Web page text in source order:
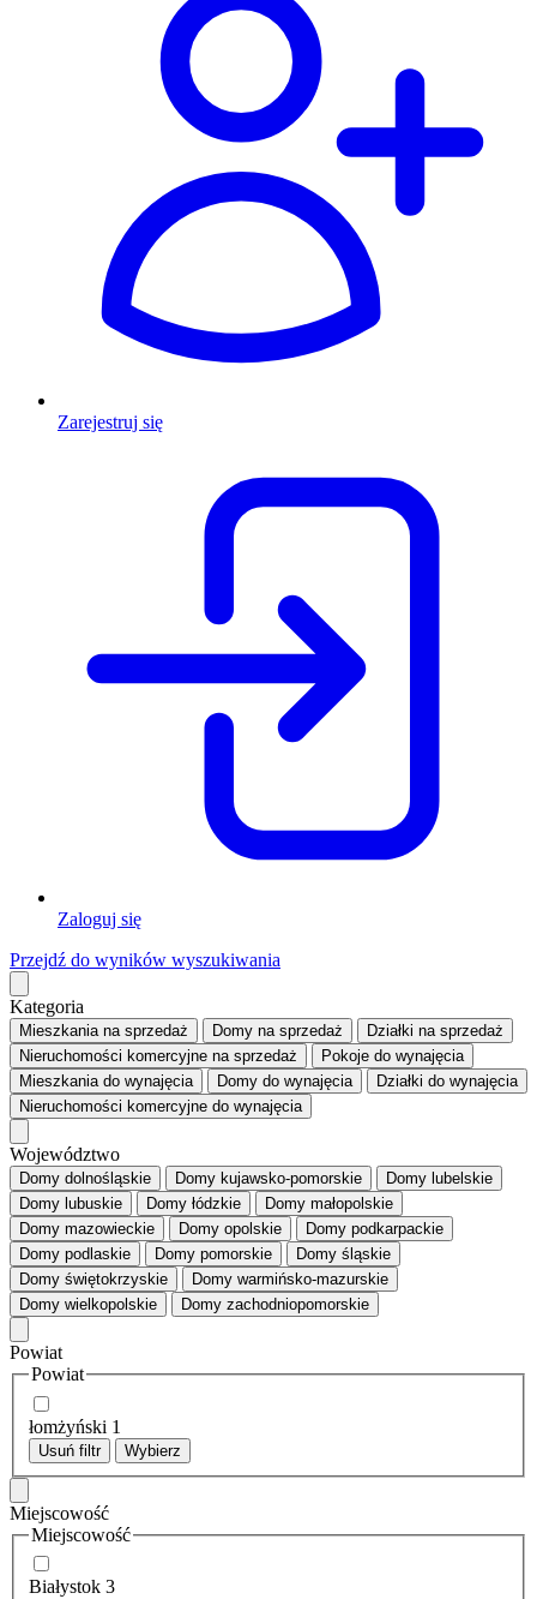
Zarejestruj się
Zaloguj się
Przejdź do wyników wyszukiwania
Kategoria
Mieszkaniana sprzedaż Domy na sprzedaż Działki na sprzedaż
Nieruchomości komercyjne na sprzedaż Pokoje do wynajęcia
Mieszkaniado wynajęcia Domy do wynajęcia Działki do wynajęcia
Nieruchomości komercyjne do wynajęcia
Województwo
Domy dolnośląskie Domy kujawsko-pomorskie
Domy lubelskie
Domy lubuskie
Domy łódzkie
Domy małopolskie
Domy mazowieckie
Domy opolskie
Domy podkarpackie
Domy podlaskie
Domy pomorskie
Domy śląskie
Domy świętokrzyskie
Domy warmińsko-mazurskie
Domy wielkopolskie
Domy zachodniopomorskie
Powiat
Powiat
łomżyński 1
Usuń filtr Wybierz
Miejscowość
Miejscowość
Białystok 3